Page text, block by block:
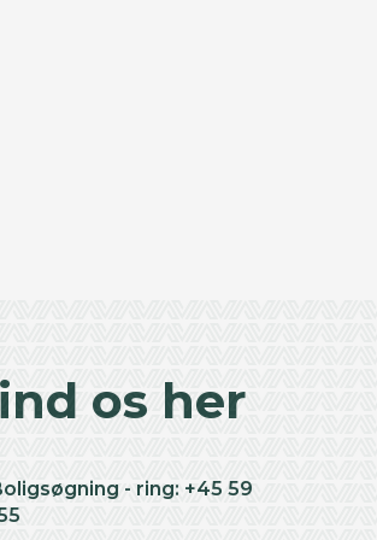
os her
- ring: +45 59